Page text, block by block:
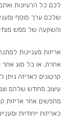
לכם כל הרעיונות
שלכם ערך מוסף
והשקעה של ממש
אריזות מעניינות
אחרת, או כל סוג אחר
קרטונים לאריזה
עיצוב מחודש שלהם
מחפשים אחר אריזות
כאריזות ייחודיות